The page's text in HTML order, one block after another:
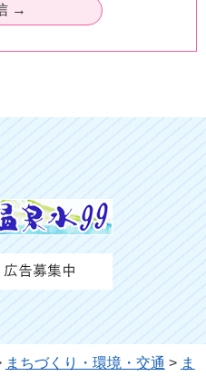
まちづくり・環境・交通 > ま